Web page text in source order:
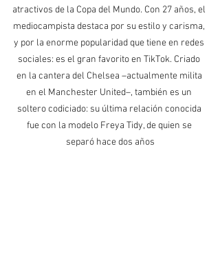
atractivos de la Copa del Mundo. Con 27 años, el
mediocampista destaca por su estilo y carisma,
y por la enorme popularidad que tiene en redes
sociales: es el gran favorito en TikTok. Criado
en la cantera del Chelsea –actualmente milita
en el Manchester United–, también es un
soltero codiciado: su última relación conocida
fue con la modelo Freya Tidy, de quien se
separó hace dos años